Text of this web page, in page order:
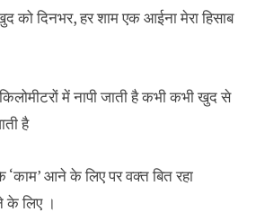
को दिनभर, हर शाम एक आईना मेरा हिसाब
में नापी जाती है कभी कभी खुद से
है
‘काम’ आने के लिए पर वक्त बित रहा
लिए ।